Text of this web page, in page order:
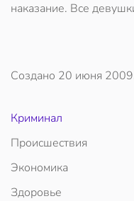
наказание. Все
Создано 20 июня 2009
Криминал
Происшествия
Экономика
Здоровье